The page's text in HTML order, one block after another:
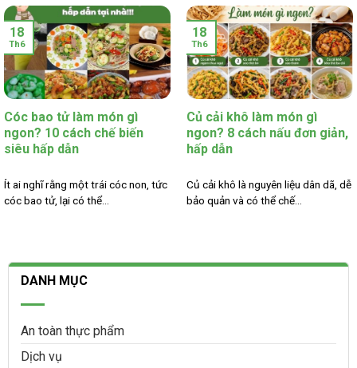
Cóc bao tử làm món gì
ngon? 10 cách chế biến
siêu hấp dẫn
Ít ai nghĩ rằng một trái cóc non, tức
cóc bao tử, lại có thể...
18
Th6
Củ cải khô làm món gì
ngon? 8 cách nấu đơn giản,
hấp dẫn
Củ cải khô là nguyên liệu dân dã, dễ
bảo quản và có thể chế...
18
Th6
DANH MỤC
An toàn thực phẩm
Dịch vụ